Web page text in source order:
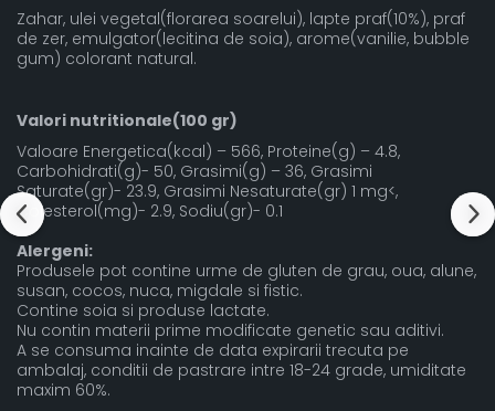
Zahar, ulei vegetal(florarea soarelui), lapte praf(10%), praf
de zer, emulgator(lecitina de soia), arome(vanilie, bubble
gum) colorant natural.
Valori nutritionale(100 gr)
Valoare Energetica(kcal) – 566, Proteine(g) – 4.8,
Carbohidrati(g)- 50, Grasimi(g) – 36, Grasimi
Saturate(gr)- 23.9, Grasimi Nesaturate(gr) 1 mg<,
Colesterol(mg)- 2.9, Sodiu(gr)- 0.1
Alergeni:
Produsele pot contine urme de gluten de grau, oua, alune,
susan, cocos, nuca, migdale si fistic.
Contine soia si produse lactate.
Nu contin materii prime modificate genetic sau aditivi.
A se consuma inainte de data expirarii trecuta pe
ambalaj, conditii de pastrare intre 18-24 grade, umiditate
maxim 60%.